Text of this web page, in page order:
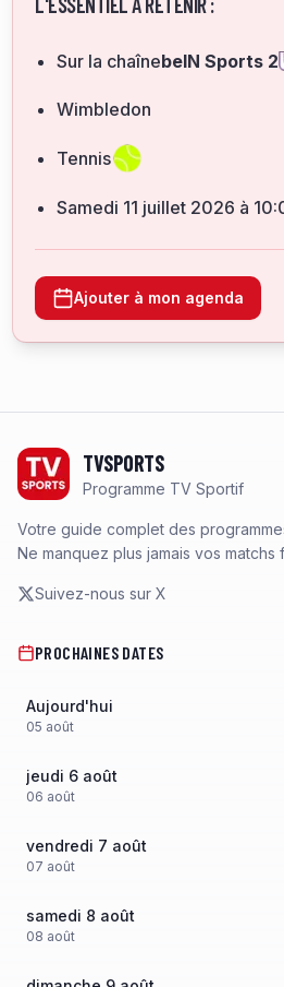
Sur la chaînebeIN Sports 2
Wimbledon
Tennis
samedi 11 juillet 2026 à
Ajouter à mon agenda
TVSPORTS
Programme TV Sportif
Votre guide complet des
Ne manquez plus jamais vos matchs
Suivez-nous sur X
PROCHAINES DATES
Aujourd'hui
05 août
jeudi 6 août
06 août
vendredi 7 août
07 août
samedi 8 août
08 août